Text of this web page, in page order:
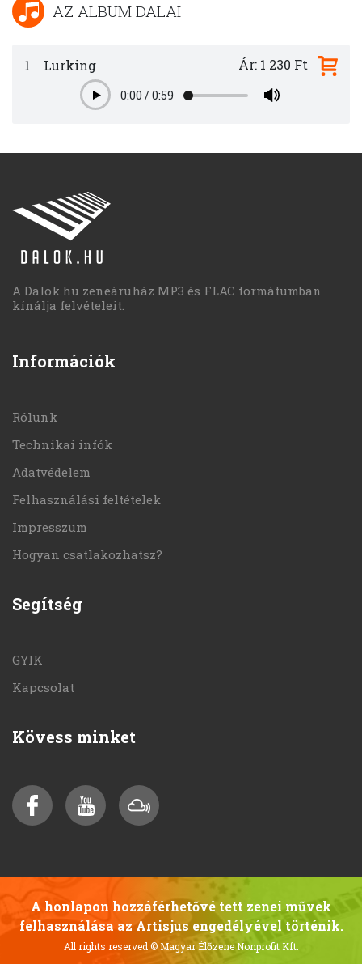
AZ ALBUM DALAI
1 Lurking
Play0:00 /0:59
Ár: 1 230 Ft
A Dalok.hu zeneáruház MP3 és FLAC formátumban
kínálja felvételeit.
Információk
Rólunk
Technikai infók
Adatvédelem
Felhasználási feltételek
Impresszum
Hogyan csatlakozhatsz?
Segítség
GYIK
Kapcsolat
Kövess minket
A honlapon hozzáférhetővé tett zenei művek
felhasználása az Artisjus engedélyével történik.
All rights reserved© Magyar Élőzene Nonprofit Kft.